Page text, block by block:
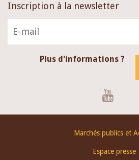
Inscription à la newsletter
Plus d'informations ?
Marchés publics et
Espace presse